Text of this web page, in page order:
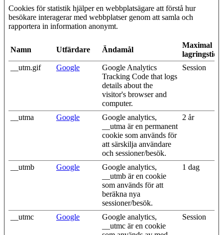
Cookies för statistik hjälper en webbplatsägare att förstå hur
besökare interagerar med webbplatser genom att samla och
rapportera in information anonymt.
Namn Utfärdare Ändamål
Maximal
lagringstid
__utm.gif
Google
Google Analytics
Tracking Code that logs
details about the
visitor's browser and
computer.
Session
__utma Google
Google analytics,
__utma är en permanent
cookie som används för
att särskilja användare
och sessioner/besök.
2 år
__utmb Google
Google analytics,
__utmb är en cookie
som används för att
beräkna nya
sessioner/besök.
1 dag
__utmc Google
Google analytics,
__utmc är en cookie
Session